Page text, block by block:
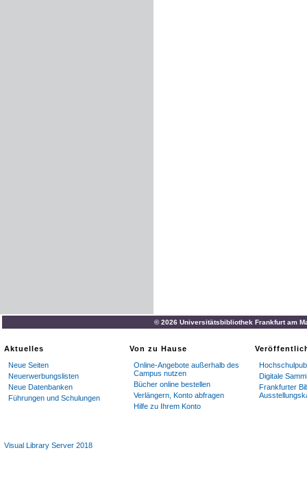
© 2026 Universitätsbibliothek Frankfurt am
Aktuelles
Neue Seiten
Neuerwerbungslisten
Neue Datenbanken
Führungen und Schulungen
Von zu Hause
Online-Angebote außerhalb des
Campus nutzen
Bücher online bestellen
Verlängern, Konto abfragen
Hilfe zu Ihrem Konto
Digitale
Frankfurter
Visual Library Server 2018